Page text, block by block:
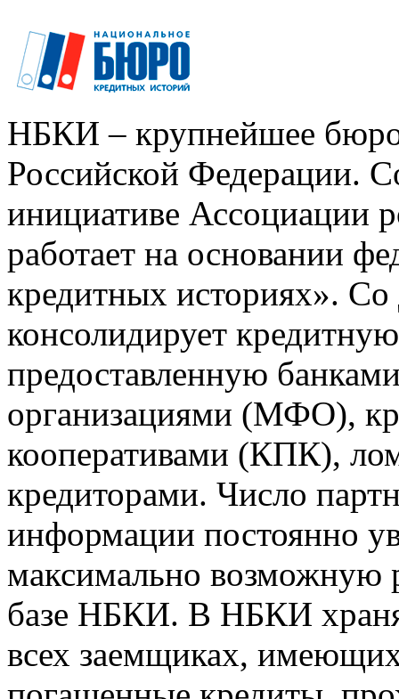
НБКИ – крупнейшее
Российской Федерации.
инициативе Ассоциации
работает на основании
кредитных историях».
консолидирует
предоставленную
организациями (МФО),
кооперативами (КПК),
кредиторами. Число
информации постоянно
максимально возможную
базе НБКИ. В НБКИ
всех заемщиках,